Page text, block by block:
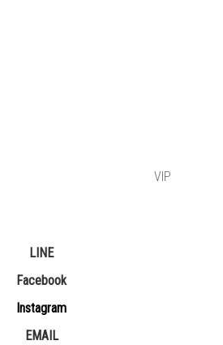
LINE
Facebook
Instagram
EMAIL